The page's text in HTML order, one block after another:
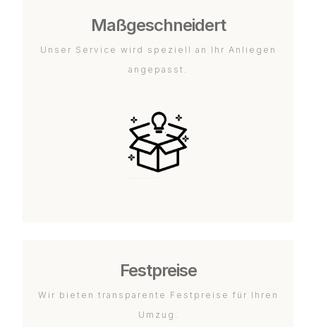
Maßgeschneidert
Unser Service wird speziell an Ihr Anliegen
angepasst.
Festpreise
Wir bieten transparente Festpreise für Ihren
Umzug.